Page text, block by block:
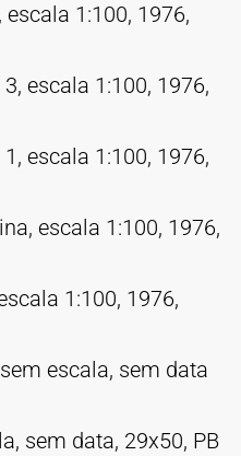
1:100, 1976,
escala 1:100, 1976,
escala 1:100, 1976,
escala 1:100, 1976,
1:100, 1976,
escala, sem data
sem data, 29x50, PB